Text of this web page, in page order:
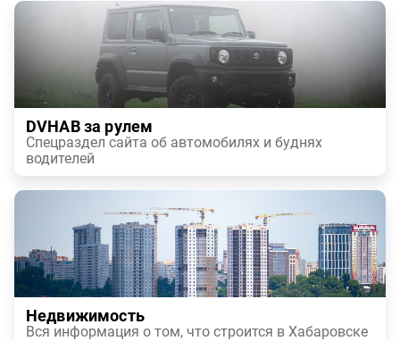
DVHAB за рулем
Спецраздел сайта об автомобилях и буднях
водителей
Недвижимость
Вся информация о том, что строится в Хабаровске